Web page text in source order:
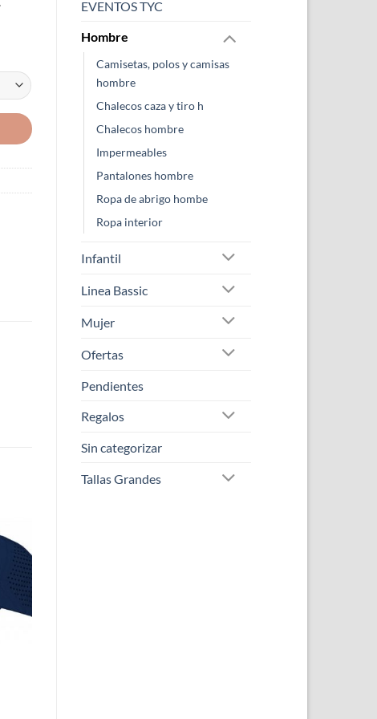
EVENTOS TYC
Hombre
Camisetas, polos y camisas
hombre
Chalecos caza y tiro h
Chalecos hombre
Impermeables
Pantalones hombre
Ropa de abrigo hombe
Ropa interior
Infantil
Linea Bassic
Mujer
Ofertas
Pendientes
Regalos
Sin categorizar
Tallas Grandes